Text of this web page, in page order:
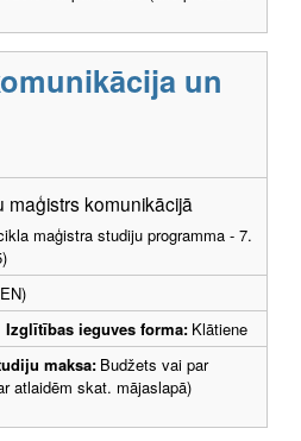
un
maģistrs komunikācijā
maģistra studiju programma - 7.
Izglītības ieguves forma: Klātiene
maksa: Budžets vai par
atlaidēm skat. mājaslapā)